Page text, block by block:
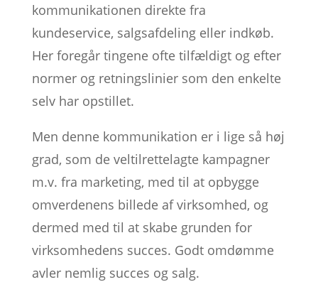
kommunikationen direkte fra
kundeservice, salgsafdeling eller indkøb.
Her foregår tingene ofte tilfældigt og efter
normer og retningslinier som den enkelte
selv har opstillet.
Men denne kommunikation er i lige så høj
grad, som de veltilrettelagte kampagner
m.v. fra marketing, med til at opbygge
omverdenens billede af virksomhed, og
dermed med til at skabe grunden for
virksomhedens succes. Godt omdømme
avler nemlig succes og salg.